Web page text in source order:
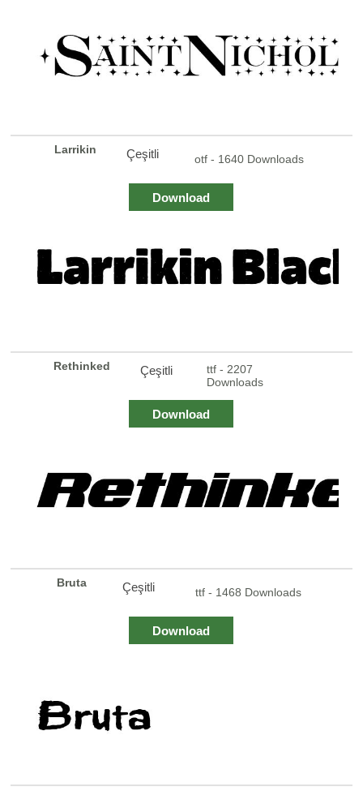
Larrikin Çeşitli otf - 1640 Downloads
Download
Rethinked Çeşitli
ttf - 2207
Downloads
Download
Bruta Çeşitli ttf - 1468 Downloads
Download